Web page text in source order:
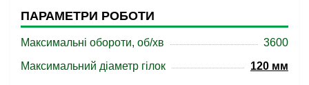
ПАРАМЕТРИ РОБОТИ
Максимальні обороти, об/хв
3600
Максимальний діаметр гілок
120 мм